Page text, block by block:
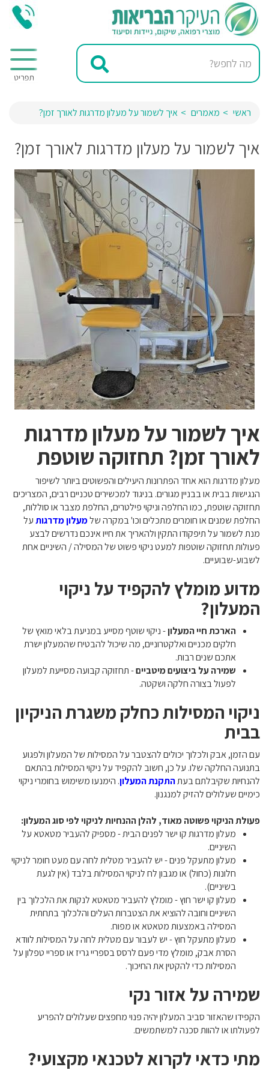
ראשי מאמרים איך לשמור על מעלון מדרגות לאורך זמן?
איך לשמור על מעלון מדרגות לאורך זמן?
איך לשמור על מעלון מדרגות
לאורך זמן? תחזוקה שוטפת
מעלון מדרגות הוא אחד הפתרונות היעילים והפשוטים ביותר לשיפור
הנגישות בבית או בבניין מגורים. בניגוד למכשירים טכניים רבים, המצריכים
תחזוקה שוטפת, כמו החלפה וניקוי פילטרים, החלפת מצבר או סוללות,
החלפת שמנים או חומרים מתכלים וכו' במקרה שלמעלון מדרגותעל
מנת לשמור על תיפקודו התקין ולהאריך את חייו אינכם נדרשים לבצע
פעולות תחזוקה שוטפות למעט ניקוי פשוט של המסילה / השיניים אחת
לשבוע-שבועיים.
מדוע מומלץ להקפיד על ניקוי
המעלון?
הארכת חיי המעלון- ניקוי שוטף מסייע במניעת בלאי מואץ של
חלקים מכניים ואלקטרוניים, מה שיכול להבטיח שהמעלון ישרת
אתכם שנים רבות.
שמירה על ביצועים מיטביים- תחזוקה קבועה מסייעת למעלון
לפעול בצורה חלקה ושקטה.
ניקוי המסילות כחלק משגרת הניקיון
בבית
עם הזמן, אבק ולכלוך יכולים להצטבר על המסילות של המעלון ולפגוע
בתנועה החלקה שלו. על כן, חשוב להקפיד על ניקוי המסילות בהתאם
להנחיות שקיבלתם בעתהתקנת המעלון. הימנעו משימוש בחומרי ניקוי
כימיים שעלולים להזיק למנגנון.
פעולת הניקוי פשוטה מאוד, להלן ההנחיות לניקוי לפי סוג המעלון:
מעלון מדרגות קו ישר לפנים הבית - מספיק להעביר מטאטא על
השיניים.
מעלון מתעקל פנים - יש להעביר מטלית לחה עם מעט חומר לניקוי
חלונות (כחול) או מגבון לח לניקוי המסילות בלבד (אין לגעת
בשיניים).
מעלון קו ישר חוץ - מומלץ להעביר מטאטא לנקות את הלכלוך בין
השיניים וחובה להוציא את הצטברות העלים והלכלוך בתחתית
המסילה באמצעות מטאטא או מפוח.
מעלון מתעקל חוץ - יש לעבור עם מטלית לחה על המסילות לוודא
הסרת אבק, מומלץ מדי פעם לרסס בספריי גריז או ספריי טפלון על
המסילות כדי להקטין את החיכוך.
שמירה על אזור נקי
הקפידו שהאזור סביב המעלון יהיה פנוי מחפצים שעלולים להפריע
לפעולתו או להוות סכנה למשתמשים.
מתי כדאי לקרוא לטכנאי מקצועי?